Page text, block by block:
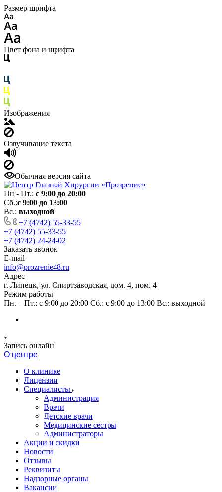
Размер шрифта
Цвет фона и шрифта
Изображения
Озвучивание текста
Обычная версия сайта
Пн - Пт.: с 9:00 до 20:00
Сб.:с 9:00 до 13:00
Вс.: выходной
+7 (4742) 55-33-55
+7 (4742) 55-33-55
+7 (4742) 24-24-02
Заказать звонок
E-mail
info@prozrenie48.ru
Адрес
г. Липецк, ул. Спиртзаводская, дом. 4, пом. 4
Режим работы
Пн. – Пт.: с 9:00 до 20:00 Сб.: с 9:00 до 13:00 Вс.: выходной
Запись онлайн
О центре
О клинике
Лицензии
Специалисты
Администрация
Врачи
Детские врачи
Медицинские сестры
Администраторы
Акции и скидки
Новости
Отзывы
Реквизиты
Надзорные органы
Вакансии